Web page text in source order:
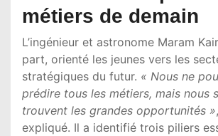
métiers de demain
L’ingénieur et astronome Maram
part, orienté les jeunes vers les
stratégiques du futur. « Nous ne
prédire tous les métiers, mais nous
trouvent les grandes opportunités »
expliqué. Il a identifié trois piliers